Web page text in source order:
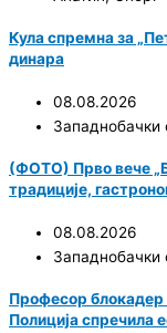
Кула спремна за
динара
08.08.2026
Западнобачки
(ФОТО) Прво вече
традиције,
08.08.2026
Западнобачки
Професор блокадер
Полиција спречила